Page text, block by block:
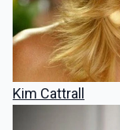
Kim Cattrall